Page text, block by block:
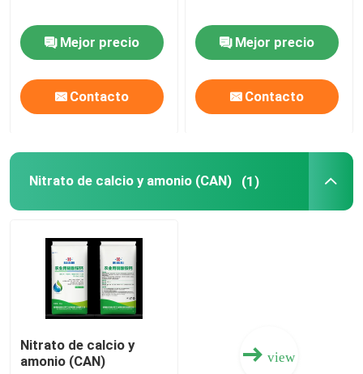
Noticias
Urea
Mejor precio
Contacto
Mejor precio
Contacto
Nitrato de calcio y amonio (CAN) (1)
Nitrato de calcio y
amonio (CAN)
view